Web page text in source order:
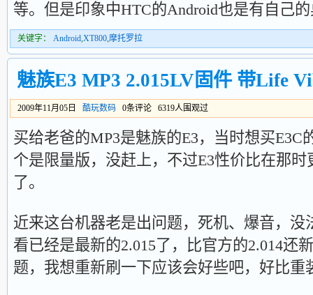
等。但是印象中HTC的Android也是有自己
关键字： Android,XT800,摩托罗拉
魅族E3 MP3 2.015LV固件 带Life
2009年11月05日 酷玩数码 0条评论 6319人围观过
买给老爸的MP3是魅族的E3，当时想买E3C
个是限量版，没赶上，不过E3性价比在那
了。
近来这台机器老是出问题，死机、爆音，没
看已经是最新的2.015了，比官方的2.014还
题，我想重新刷一下应该会好些吧，好比重